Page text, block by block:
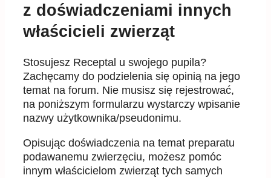
z doświadczeniami innych
właścicieli zwierząt
Stosujesz Receptal u swojego pupila?
Zachęcamy do podzielenia się opinią na jego
temat na forum. Nie musisz się rejestrować,
na poniższym formularzu wystarczy wpisanie
nazwy użytkownika/pseudonimu.
Opisując doświadczenia na temat preparatu
podawanemu zwierzęciu, możesz pomóc
innym właścicielom zwierząt tych samych